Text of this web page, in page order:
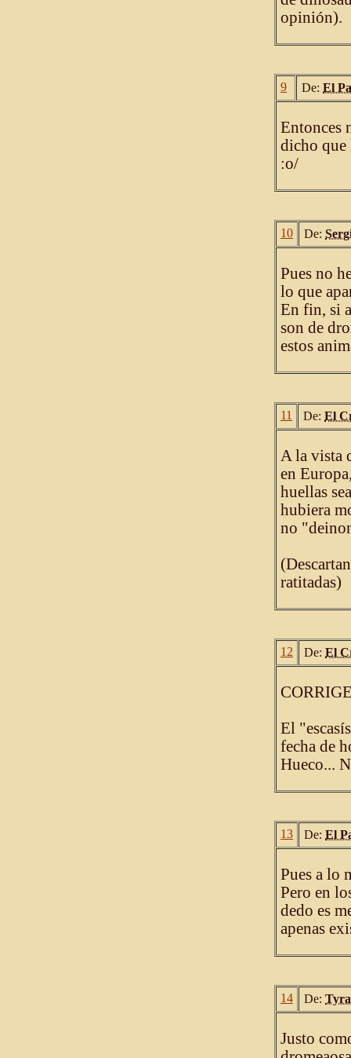
opinión).
9 De: El
Entonces
dicho que
:o/
10 De:
Pues no
lo que
En fin, si
son de
estos
11 De: El
A la vista
en
huellas
hubiera
no
ratitadas)
12 De: El
El
fecha de
Hueco...
13 De: El
Pues a lo
Pero en
dedo es
apenas
14 De:
Justo